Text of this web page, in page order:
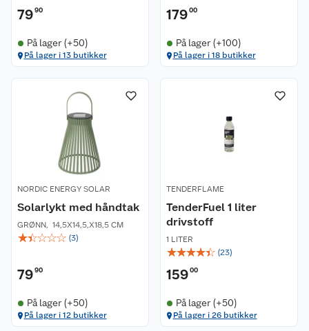
7990
På lager (+50)
På lager i 13 butikker
17900
På lager (+100)
På lager i 18 butikker
NORDIC ENERGY SOLAR
Solarlykt med håndtak
GRØNN, 14,5X14,5,X18,5 CM
☆☆☆☆☆ (3)
7990
På lager (+50)
På lager i 12 butikker
TENDERFLAME
TenderFuel 1 liter
drivstoff
1 LITER
☆☆☆☆☆ (23)
15900
På lager (+50)
På lager i 26 butikker